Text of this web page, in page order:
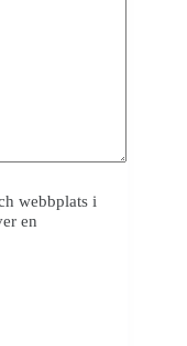
webbplats i
en